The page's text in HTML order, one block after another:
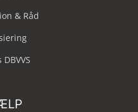
& Råd
DBVVS